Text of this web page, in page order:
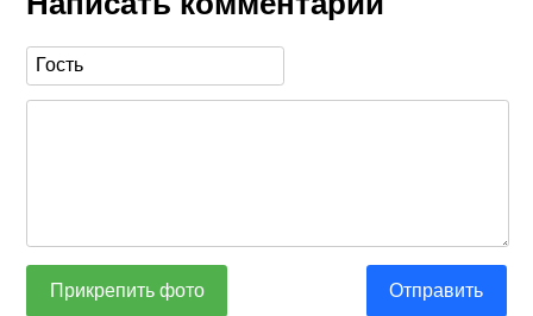
Прикрепить фото Отправить